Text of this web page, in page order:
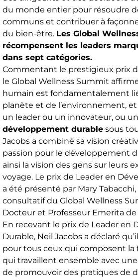
du monde entier pour résoudre
communs et contribuer à
du bien-être. Les Global
récompensent les leaders
dans sept catégories.
Commentant le prestigieux prix
le Global Wellness Summit
humain est fondamentalement
planète et de l’environnement,
un leader ou un innovateur, ou
développement durable sous
Jacobs a combiné sa vision
passion pour le développement
ainsi la vision des gens sur leurs
voyage. Le prix de Leader en
a été présenté par Mary
consultatif du Global Wellness
Docteur et Professeur Emerita de
En recevant le prix de Leader en
Durable, Neil Jacobs a déclaré
pour tous ceux qui composent la
qui travaillent ensemble avec
de promouvoir des pratiques de